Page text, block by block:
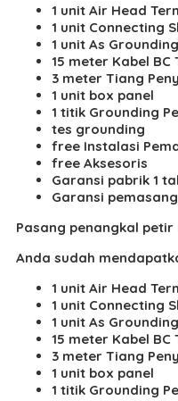
1 unit Air Head
1 unit Connecting
1 unit As
15 meter Kabel
3 meter Tiang
1 unit box panel
1 titik Grounding
tes grounding
free Instalasi
free Aksesoris
Garansi pabrik 1
Garansi
Pasang penangkal petir
Anda sudah
1 unit Air Head
1 unit Connecting
1 unit As
15 meter Kabel
3 meter Tiang
1 unit box panel
1 titik Grounding